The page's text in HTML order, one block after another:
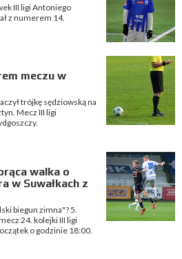
III ligi Antoniego
z numerem 14.
meczu w
trójkę sędziowską na
Mecz III ligi
walka o
w Suwałkach z
biegun zimna"? 5.
24. kolejki III ligi
o godzinie 18:00.